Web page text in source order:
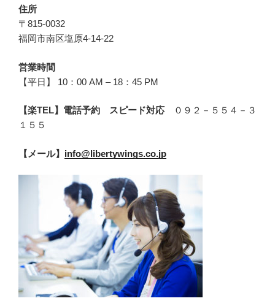
住所
〒815-0032
福岡市南区塩原4-14-22
営業時間
【平日】 10：00 AM – 18：45 PM
【楽TEL】電話予約 スピード対応
０９２－５５４－３
１５５
【メール】 info@libertywings.co.jp